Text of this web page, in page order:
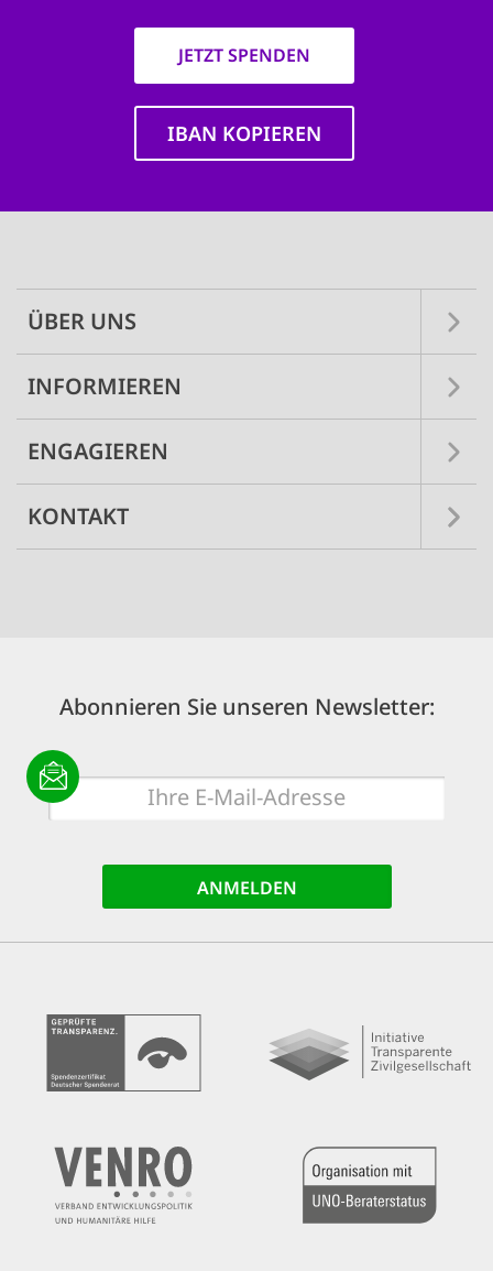
JETZT SPENDEN
IBAN KOPIEREN
ÜBER UNS
INFORMIEREN
ENGAGIEREN
KONTAKT
Abonnieren Sie unseren Newsletter:
E-
Mail